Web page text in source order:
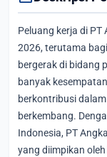
Peluang kerja di
2026, terutama
bergerak di bidang
banyak
berkontribusi
berkembang.
Indonesia, PT
yang diimpikan